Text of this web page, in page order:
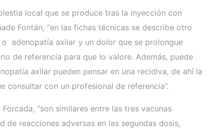
local que se produce tras la inyección con
Fontán, “en las fichas técnicas se describe otro
adenopatía axilar y un dolor que se prolongue
de referencia para que lo valore. Además, puede
axilar pueden pensar en una recidiva, de ahí la
con un profesional de referencia”.
“son similares entre las tres vacunas
de reacciones adversas en las segundas dosis,